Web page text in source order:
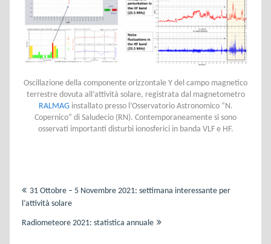
Oscillazione della componente orizzontale Y del campo magnetico
terrestre dovuta all’attività solare, registrata dal magnetometro
RALMAG installato presso l’Osservatorio Astronomico “N.
Copernico” di Saludecio (RN). Contemporaneamente si sono
osservati importanti disturbi ionosferici in banda VLF e HF.
articoli
31 Ottobre – 5 Novembre 2021: settimana interessante per
l’attività solare
Radiometeore 2021: statistica annuale